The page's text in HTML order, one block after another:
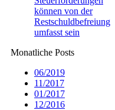
können von der
Restschuldbefreiung
umfasst sein
Monatliche Posts
06/2019
11/2017
01/2017
12/2016